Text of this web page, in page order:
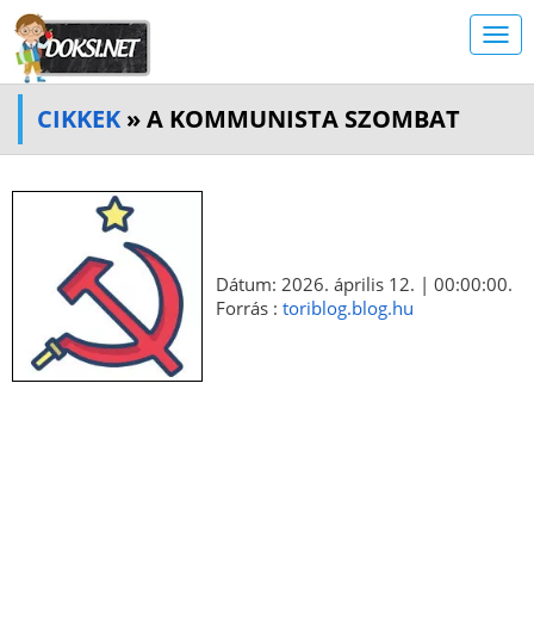
CIKKEK » A KOMMUNISTA SZOMBAT
Dátum: 2026. április 12. | 00:00:00.
Forrás : toriblog.blog.hu